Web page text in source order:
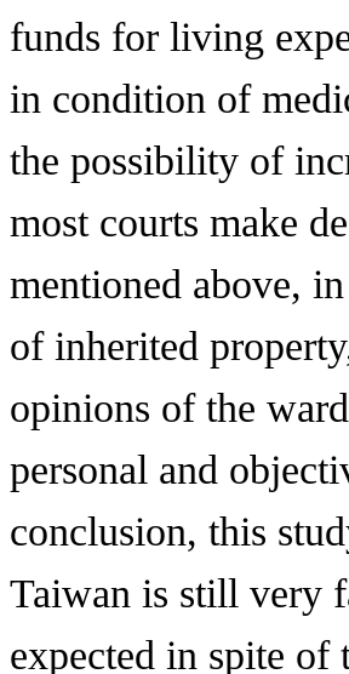
funds for living
in condition of
the possibility of
most courts make
mentioned above,
of inherited
opinions of the
personal and
conclusion, this
Taiwan is still very
expected in spite